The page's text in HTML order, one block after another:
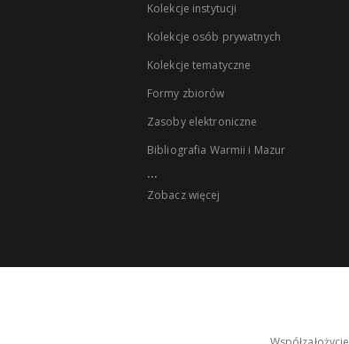
Kolekcje instytucji
Kolekcje osób prywatnych
Kolekcje tematyczne
Formy zbiorów
Zasoby elektroniczne
Bibliografia Warmii i Mazur
...
Zobacz więcej